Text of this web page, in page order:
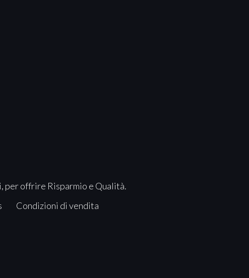
per offrire Risparmio e Qualità.
Condizioni di vendita